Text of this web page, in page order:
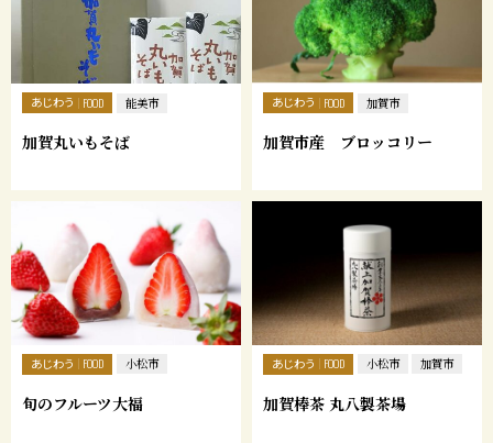
あじわう FOOD 能美市
加賀丸いもそば
あじわう FOOD 加賀市
加賀市産 ブロッコリー
あじわう FOOD 小松市
旬のフルーツ大福
あじわう FOOD 小松市 加賀市
加賀棒茶 丸八製茶場